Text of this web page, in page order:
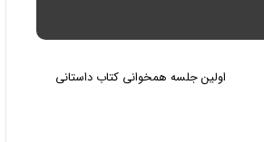
اولین جلسه همخوانی کتاب داستانی